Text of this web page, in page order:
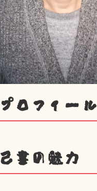
プロフィール
己書の魅力